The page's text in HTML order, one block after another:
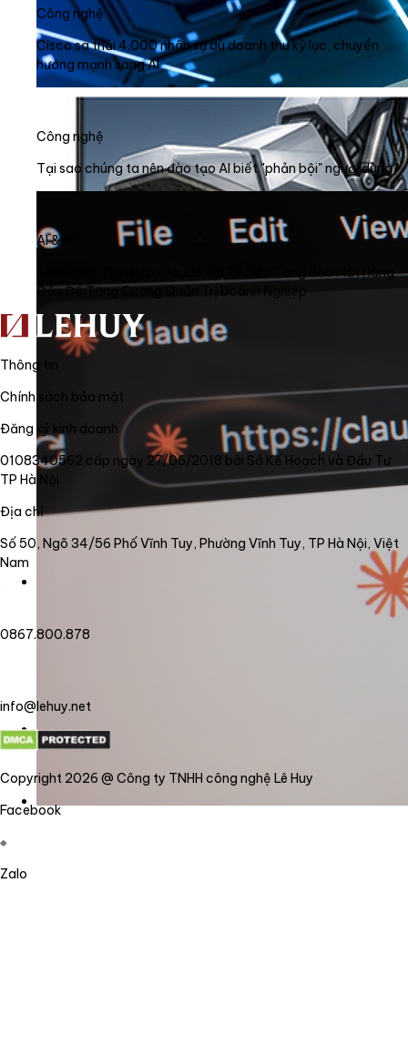
Công nghệ
Cisco sa thải 4.000 nhân sự dù doanh thu kỷ lục, chuyển
hướng mạnh sang AI
Công nghệ
Tại sao chúng ta nên đào tạo AI biết "phản bội" người dùng?
AI & ML
Anthropic Tích Hợp Claude Với 28 Nền Tảng Bảo Mật Hàng
Đầu Để Tăng Cường Quản Trị Doanh Nghiệp
Thông tin
Chính sách bảo mật
Đăng ký kinh doanh
0108340562 cấp ngày 27/06/2018 bởi Sở Kế Hoạch và Đầu Tư
TP Hà Nội
Địa chỉ
Số 50, Ngõ 34/56 Phố Vĩnh Tuy, Phường Vĩnh Tuy, TP Hà Nội, Việt
Nam
0867.800.878
info@lehuy.net
Copyright 2026 @ Công ty TNHH công nghệ Lê Huy
Facebook
Zalo